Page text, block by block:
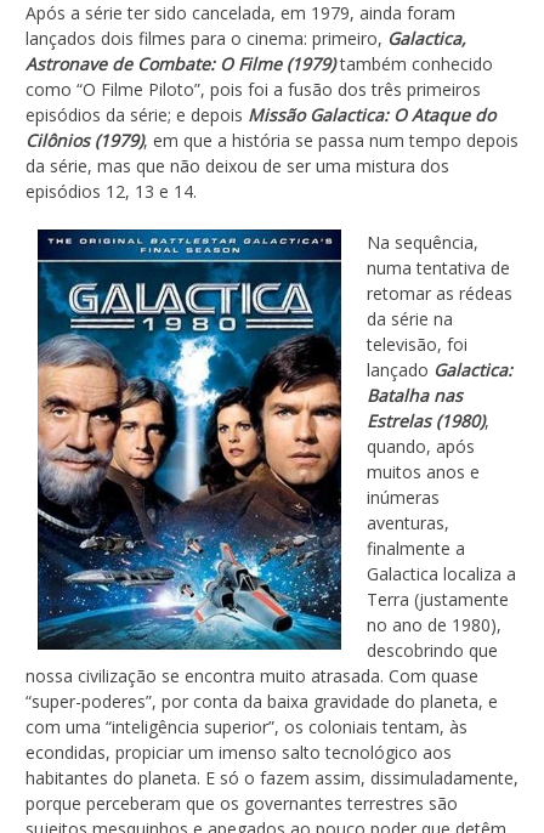
Após a série ter sido cancelada, em 1979, ainda foram
lançados dois filmes para o cinema: primeiro, Galactica,
Astronave de Combate: O Filme (1979)também conhecido
como “O Filme Piloto”, pois foi a fusão dos três primeiros
episódios da série; e depois Missão Galactica: O Ataque do
Cilônios (1979), em que a história se passa num tempo depois
da série, mas que não deixou de ser uma mistura dos
episódios 12, 13 e 14.
Na sequência,
numa tentativa de
retomar as rédeas
da série na
televisão, foi
lançado Galactica:
Batalha nas
Estrelas (1980),
quando, após
muitos anos e
inúmeras
aventuras,
finalmente a
Galactica localiza a
Terra (justamente
no ano de 1980),
descobrindo que
nossa civilização se encontra muito atrasada. Com quase
“super-poderes”, por conta da baixa gravidade do planeta, e
com uma “inteligência superior”, os coloniais tentam, às
econdidas, propiciar um imenso salto tecnológico aos
habitantes do planeta. E só o fazem assim, dissimuladamente,
porque perceberam que os governantes terrestres são